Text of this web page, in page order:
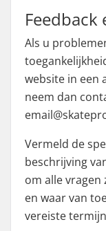
Feedback
Als u
website in een
neem dan
Vermeld de
beschrijving
om alle
en waar van
vereiste